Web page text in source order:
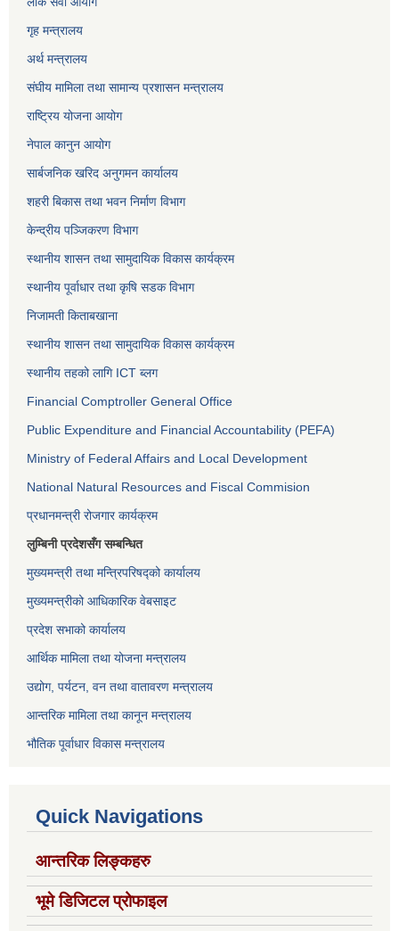
गृह मन्त्रालय
अर्थ मन्त्रालय
संघीय मामिला तथा सामान्य प्रशासन मन्त्रालय
राष्ट्रिय योजना आयोग
नेपाल कानुन आयोग
सार्बजनिक खरिद अनुगमन कार्यालय
शहरी बिकास तथा भवन निर्माण विभाग
केन्द्रीय पञ्जिकरण विभाग
स्थानीय शासन तथा सामुदायिक विकास कार्यक्रम
स्थानीय पूर्वाधार तथा कृषि सडक विभाग
निजामती किताबखाना
स्थानीय शासन तथा सामुदायिक विकास कार्यक्रम
स्थानीय तहको लागि ICT ब्लग
Financial Comptroller General Office
Public Expenditure and Financial Accountability (PEFA)
Ministry of Federal Affairs and Local Development
National Natural Resources and Fiscal Commision
प्रधानमन्त्री रोजगार कार्यक्रम
लुम्बिनी प्रदेशसँग सम्बन्धित
मुख्यमन्त्री तथा मन्त्रिपरिषद्को कार्यालय
मुख्यमन्त्रीको आधिकारिक वेबसाइट
प्रदेश सभाको कार्यालय
आर्थिक मामिला तथा योजना मन्त्रालय
उद्योग, पर्यटन, वन तथा वातावरण मन्त्रालय
आन्तरिक मामिला तथा कानून मन्त्रालय
भौतिक पूर्वाधार विकास मन्त्रालय
Quick Navigations
आन्तरिक लिङ्कहरु
भूमे डिजिटल प्रोफाइल